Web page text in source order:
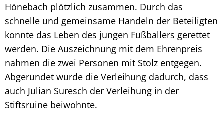
Hönebach plötzlich zusammen. Durch das
schnelle und gemeinsame Handeln der Beteiligten
konnte das Leben des jungen Fußballers gerettet
werden. Die Auszeichnung mit dem Ehrenpreis
nahmen die zwei Personen mit Stolz entgegen.
Abgerundet wurde die Verleihung dadurch, dass
auch Julian Suresch der Verleihung in der
Stiftsruine beiwohnte.